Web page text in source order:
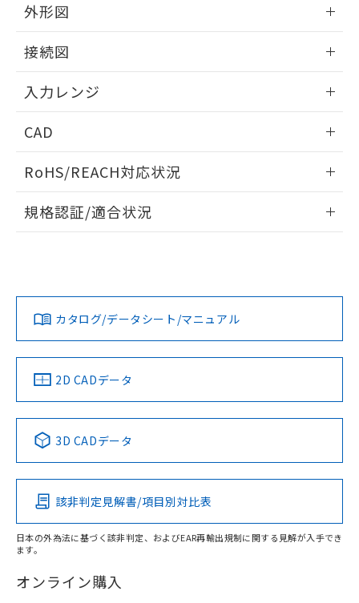
外形図
接続図
入力レンジ
CAD
ドすることができます。
ログイン/会員登録
ダウンロードデータをご利用いただく前に、以下を必ずお読
みください。
ソフトウェアの使用条件
RoHS/REACH対応状況
EU RoHS 注意事項・凡例
対応済み
中国 RoHS 注意事項・凡例
Pb Hg Cd Cr(VI)
O
在庫等で未対応品が混在する可能性があります。
規格認証/適合状況
LR型式承認
（イギリス
船舶規格）
DNV型式承認
（ノルウェー
BV型式承認
（フランス
KR型式
（韓国
Yes No No No
この製品の規格認証/適合状況ページへ
その他の認証はこちらのページからご検索ください
カタログ/データシート/マニュアル
2D CADデータ
3D CADデータ
該非判定見解書/項目別対比表
日本の外為法に基づく該非判定、およびEAR再輸出規制に関する見解が入手でき
ます。
オンライン購入